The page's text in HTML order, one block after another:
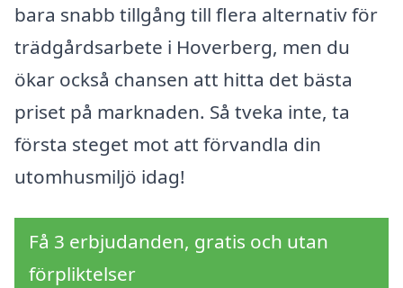
bara snabb tillgång till flera alternativ för
trädgårdsarbete i Hoverberg, men du
ökar också chansen att hitta det bästa
priset på marknaden. Så tveka inte, ta
första steget mot att förvandla din
utomhusmiljö idag!
Få 3 erbjudanden, gratis och utan
förpliktelser